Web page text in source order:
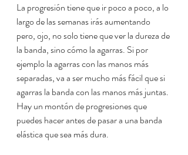
La progresión tiene que ir poco a poco, a lo
largo de las semanas irás aumentando
pero, ojo, no solo tiene que ver la dureza de
la banda, sino cómo la agarras. Si por
ejemplo la agarras con las manos más
separadas, va a ser mucho más fácil que si
agarras la banda con las manos más juntas.
Hay un montón de progresiones que
puedes hacer antes de pasar a una banda
elástica que sea más dura.